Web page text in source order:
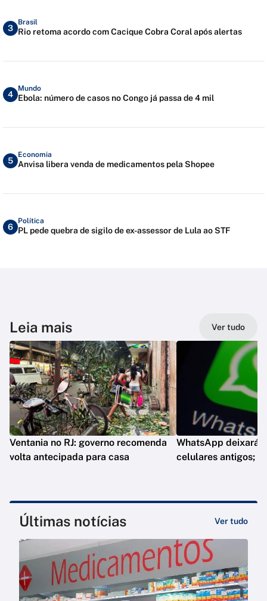
3
Brasil
Rio retoma acordo com Cacique Cobra Coral após alertas
4
Mundo
Ebola: número de casos no Congo já passa de 4 mil
5
Economia
Anvisa libera venda de medicamentos pela Shopee
6
Política
PL pede quebra de sigilo de ex-assessor de Lula ao STF
Leia mais Ver tudo
Ventania no RJ: governo recomenda
volta antecipada para casa
WhatsApp deixará
celulares antigos;
Últimas notícias Ver tudo